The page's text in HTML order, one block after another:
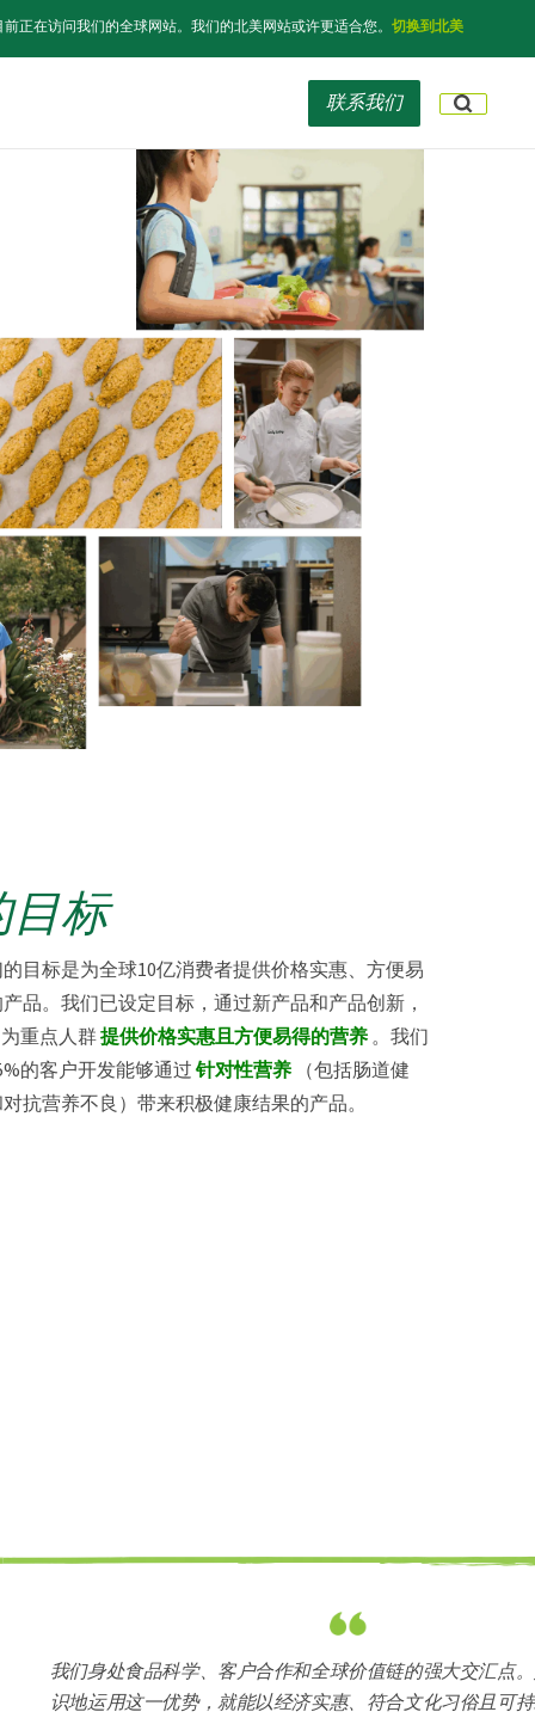
前正在访问我们的全球网站。我们的北美网站或许更适合您。 切换到北美
联系我们
标
目标是为全球10亿消费者提供价格实惠、方便易
品。我们已设定目标，通过新产品和产品创新，
重点人群提供价格实惠且方便易得的营养 。我们
的客户开发能够通过针对性营养 （包括肠道健
抗营养不良）带来积极健康结果的产品。
我们身处食品科学、客户合作和全球价值链的强大交汇点
识地运用这一优势，就能以经济实惠、符合文化习俗且可